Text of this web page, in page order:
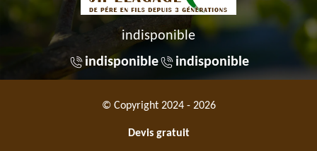
indisponible
indisponible
indisponible
© Copyright 2024 - 2026
Devis gratuit